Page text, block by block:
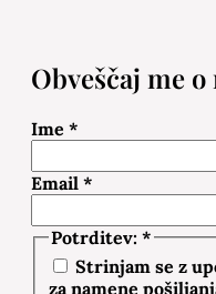
Obveščaj me
Ime *
Email *
Potrditev: *
Strinjam se z
za namene